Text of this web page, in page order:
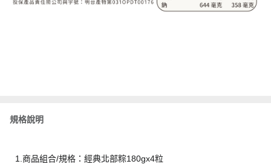
規格說明
1.商品組合/規格：經典北部粽180gx4粒